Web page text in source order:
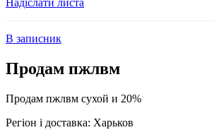
В записник
Продам пжлвм
Продам пжлвм сухой и 20%
Регіон і доставка: Харьков